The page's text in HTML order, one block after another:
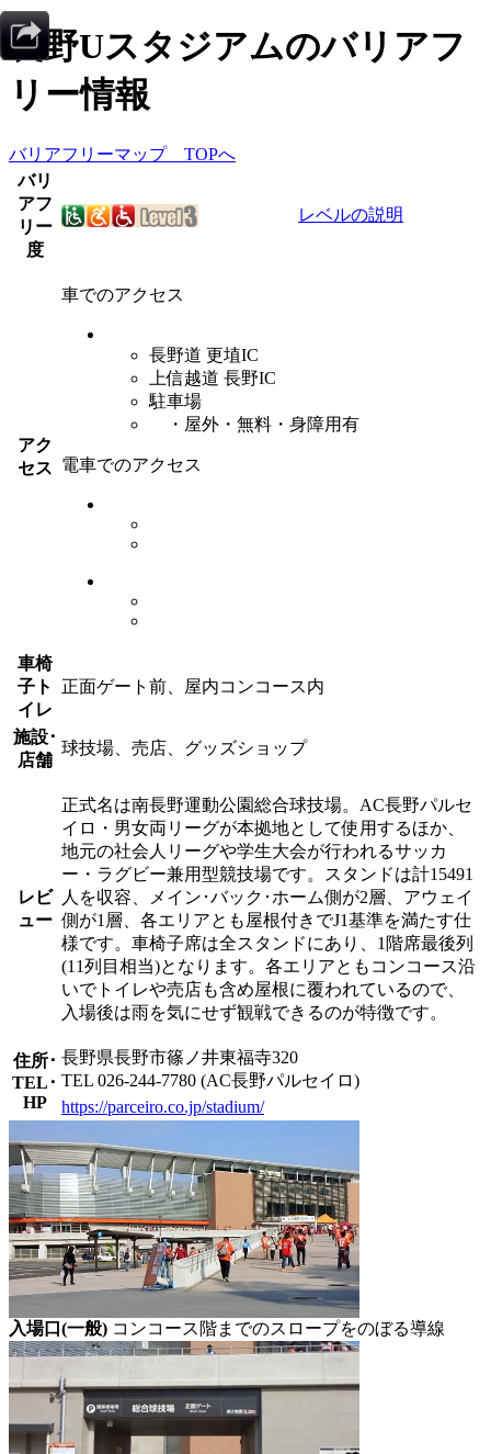
長野Uスタジアムのバリアフ
リー情報
バリアフリーマップ TOPへ
バリ
アフ
リー
度
レベルの説明
アク
セス
車でのアクセス
長野道 更埴IC
上信越道 長野IC
駐車場
・屋外・無料・身障用有
電車でのアクセス
車椅
子ト
イレ
正面ゲート前、屋内コンコース内
施設･
店舗
球技場、売店、グッズショップ
レビ
ュー
正式名は南長野運動公園総合球技場。AC長野パルセ
イロ・男女両リーグが本拠地として使用するほか、
地元の社会人リーグや学生大会が行われるサッカ
ー・ラグビー兼用型競技場です。スタンドは計15491
人を収容、メイン･バック･ホーム側が2層、アウェイ
側が1層、各エリアとも屋根付きでJ1基準を満たす仕
様です。車椅子席は全スタンドにあり、1階席最後列
(11列目相当)となります。各エリアともコンコース沿
いでトイレや売店も含め屋根に覆われているので、
入場後は雨を気にせず観戦できるのが特徴です。
住所･
TEL･
HP
長野県長野市篠ノ井東福寺320
TEL 026-244-7780 (AC長野パルセイロ)
https://parceiro.co.jp/stadium/
入場口(一般) コンコース階までのスロープをのぼる導線